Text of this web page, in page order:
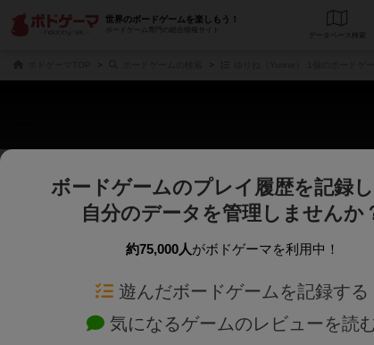
世界のボードゲームを楽しもう！
ボードゲーム専門の総合情報サイト
データ
じっくり表示
商品名、商品説明文、デザイナー名、テーマ名、メカニクス名を対象に
ゲームデザイナー名を指
ゲームデザイナー
対象年齢を指定します。 世界観や
テーマ/フ
ボードゲームのプレイ履歴を記録し
自分のデータを管理しませんか
約75,000人がボドゲーマを利用中！
遊んだボードゲームを記録する
気になるゲームのレビューを読